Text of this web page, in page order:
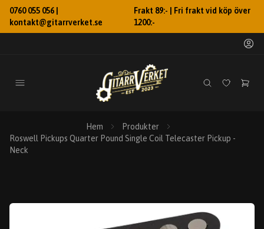
0760 055 056 |
kontakt@gitarrverket.se
Frakt 89:- | Fri frakt vid köp över
1200:-
Hem
Produkter
Roswell Pickups Quarter Pound Single Coil Telecaster Pickup -
Neck